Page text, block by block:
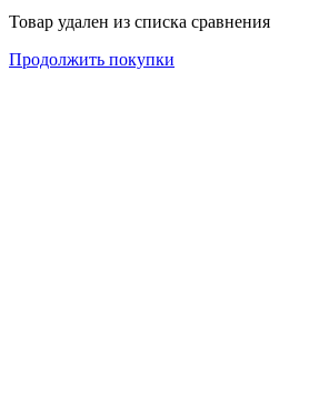
Товар удален из списка сравнения
Продолжить покупки